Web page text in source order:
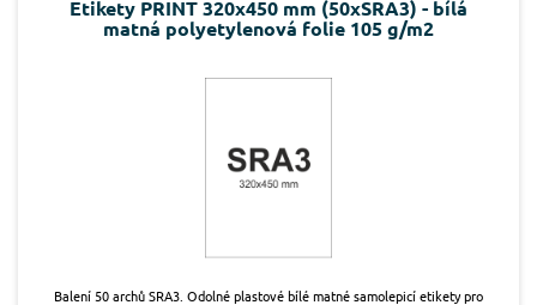
Etikety PRINT 320x450 mm (50xSRA3) - bílá
matná polyetylenová folie 105 g/m2
Balení 50 archů SRA3. Odolné plastové bílé matné samolepicí etikety pro